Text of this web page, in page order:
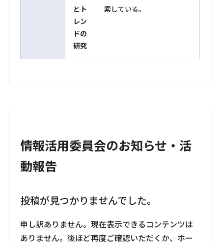
とト
レン
ドの
研究
索している。
情報活用委員会のお知らせ・活
動報告
投稿が見つかりませんでした。
申し訳ありません。現在表示できるコンテンツは
ありません。後ほど再度ご確認いただくか、ホー